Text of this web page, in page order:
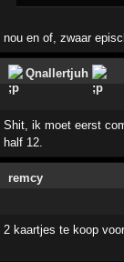
nou en of, zwaar
Qnallertjuh
Shit, ik moet eerst
half 12.
remcy
2 kaartjes te koop